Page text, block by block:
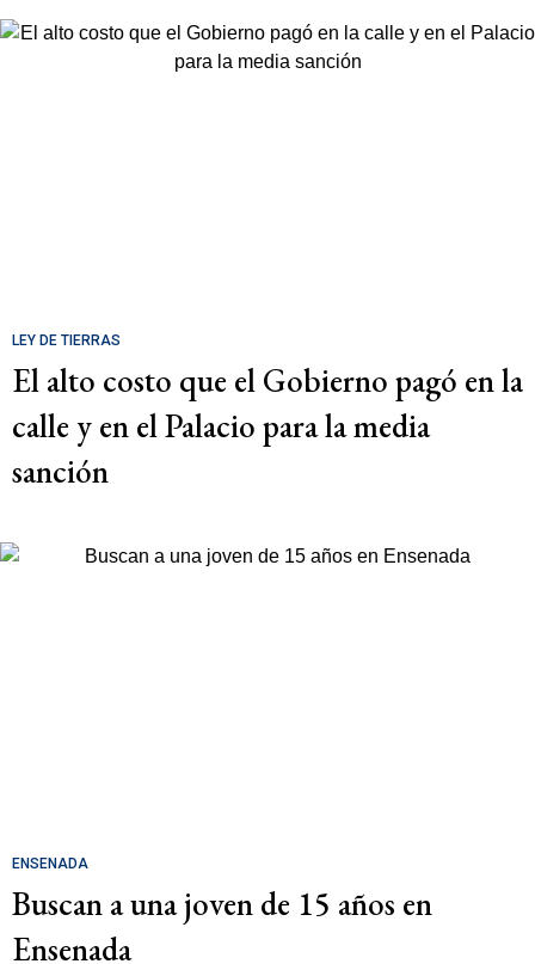
LEY DE TIERRAS
El alto costo que el Gobierno pagó en la
calle y en el Palacio para la media
sanción
ENSENADA
Buscan a una joven de 15 años en
Ensenada